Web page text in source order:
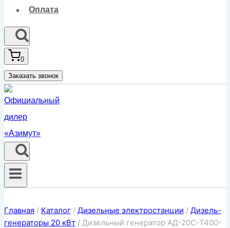
Оплата
0
Заказать звонок
Главная / Каталог / Дизельные электростанции / Дизель-
генераторы 20 кВт / Дизельный генератор АД-20С-Т400-